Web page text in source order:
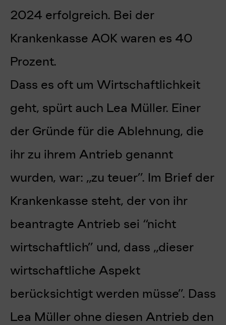
2024 erfolgreich. Bei der
Krankenkasse AOK waren es 40
Prozent.
Dass es oft um Wirtschaftlichkeit
geht, spürt auch Lea Müller. Einer
der Gründe für die Ablehnung, die
ihr zu ihrem Antrieb genannt
wurden, war: „zu teuer”. Im Brief der
Krankenkasse steht, der von ihr
beantragte Antrieb sei “nicht
wirtschaftlich” und, dass „dieser
wirtschaftliche Aspekt
berücksichtigt werden müsse”. Dass
Lea Müller ohne diesen Antrieb den